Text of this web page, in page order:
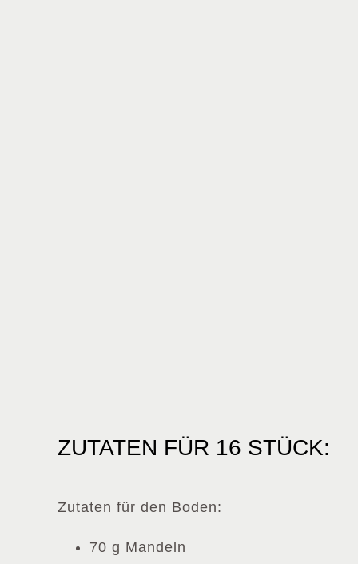
ZUTATEN FÜR 16 STÜCK:
Zutaten für den Boden:
70 g Mandeln